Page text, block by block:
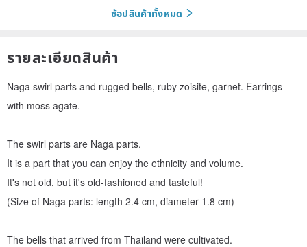
ช้อปสินค้าทั้งหมด
รายละเอียดสินค้า
Naga swirl parts and rugged bells, ruby zoisite, garnet. Earrings
with moss agate.
The swirl parts are Naga parts.
It is a part that you can enjoy the ethnicity and volume.
It's not old, but it's old-fashioned and tasteful!
(Size of Naga parts: length 2.4 cm, diameter 1.8 cm)
The bells that arrived from Thailand were cultivated.